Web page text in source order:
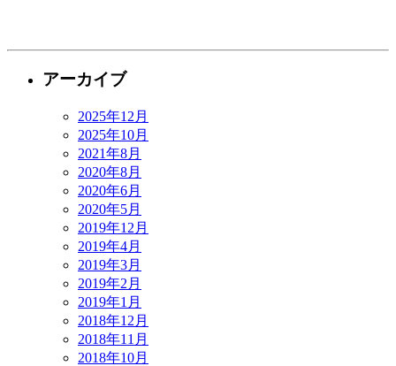
アーカイブ
2025年12月
2025年10月
2021年8月
2020年8月
2020年6月
2020年5月
2019年12月
2019年4月
2019年3月
2019年2月
2019年1月
2018年12月
2018年11月
2018年10月